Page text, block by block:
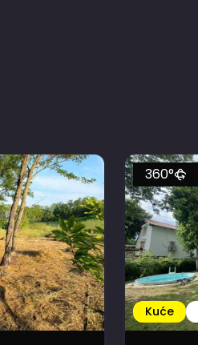
Kuće
360°